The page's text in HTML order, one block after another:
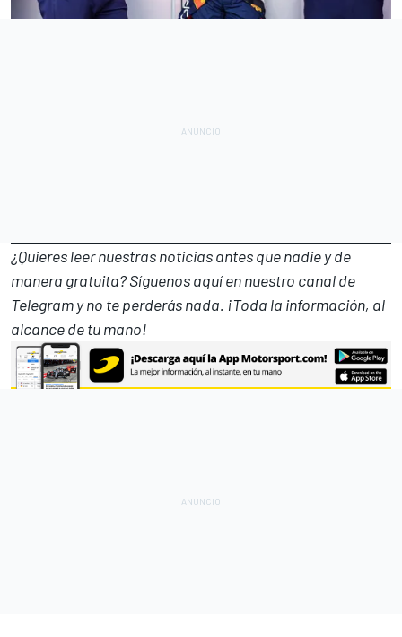
¿Quieres leer nuestras noticias antes que nadie y de
manera gratuita? Síguenosaquí en nuestro canal de
Telegramy no te perderás nada. ¡Toda la información, al
alcance de tu mano!